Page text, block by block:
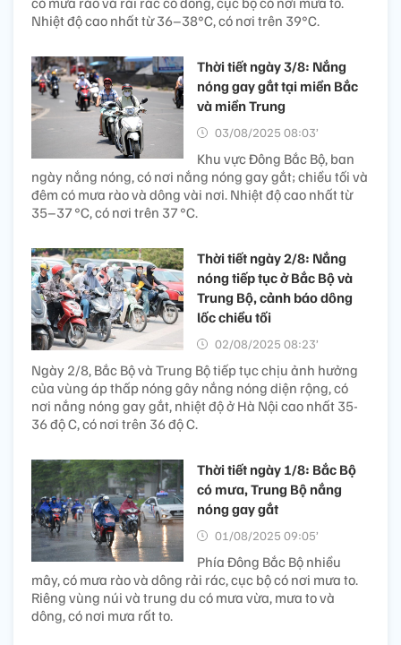
Nhiệt độ cao nhất từ 36–38°C, có nơi trên 39°C.
Thời tiết ngày 3/8: Nắng
nóng gay gắt tại miền Bắc
và miền Trung
03/08/2025 08:03’
Khu vực Đông Bắc Bộ, ban
ngày nắng nóng, có nơi nắng nóng gay gắt; chiều tối và
đêm có mưa rào và dông vài nơi. Nhiệt độ cao nhất từ
35–37 °C, có nơi trên 37 °C.
Thời tiết ngày 2/8: Nắng
nóng tiếp tục ở Bắc Bộ và
Trung Bộ, cảnh báo dông
lốc chiều tối
02/08/2025 08:23’
Ngày 2/8, Bắc Bộ và Trung Bộ tiếp tục chịu ảnh hưởng
của vùng áp thấp nóng gây nắng nóng diện rộng, có
nơi nắng nóng gay gắt, nhiệt độ ở Hà Nội cao nhất 35-
36 độ C, có nơi trên 36 độ C.
Thời tiết ngày 1/8: Bắc Bộ
có mưa, Trung Bộ nắng
nóng gay gắt
01/08/2025 09:05’
Phía Đông Bắc Bộ nhiều
mây, có mưa rào và dông rải rác, cục bộ có nơi mưa to.
Riêng vùng núi và trung du có mưa vừa, mưa to và
dông, có nơi mưa rất to.